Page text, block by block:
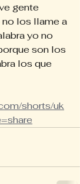
gente
los llame a
yo no
son los
los que
shorts/uk